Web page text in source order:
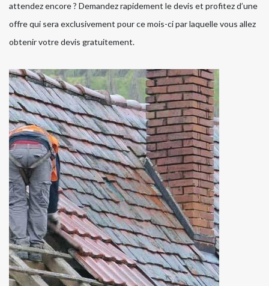
attendez encore ? Demandez rapidement le devis et profitez d’une
offre qui sera exclusivement pour ce mois-ci par laquelle vous allez
obtenir votre devis gratuitement.